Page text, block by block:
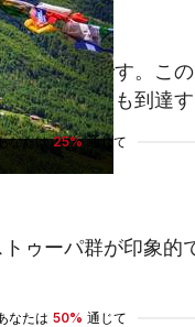
すすめです。こ
や高地にも到達す
なたは 25% 通じて
ゥーパ群が印象
なたは 50% 通じて